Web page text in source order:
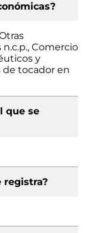
Comercio
y
de tocador en
que se
registra?